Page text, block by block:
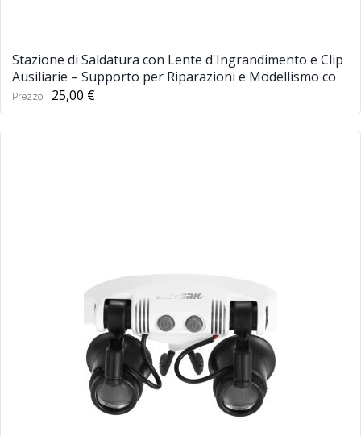
Stazione di Saldatura con Lente d'Ingrandimento e Clip
Ausiliarie – Supporto per Riparazioni e Modellismo con
Lente da 90 mm
Prezzo: 25,00 €